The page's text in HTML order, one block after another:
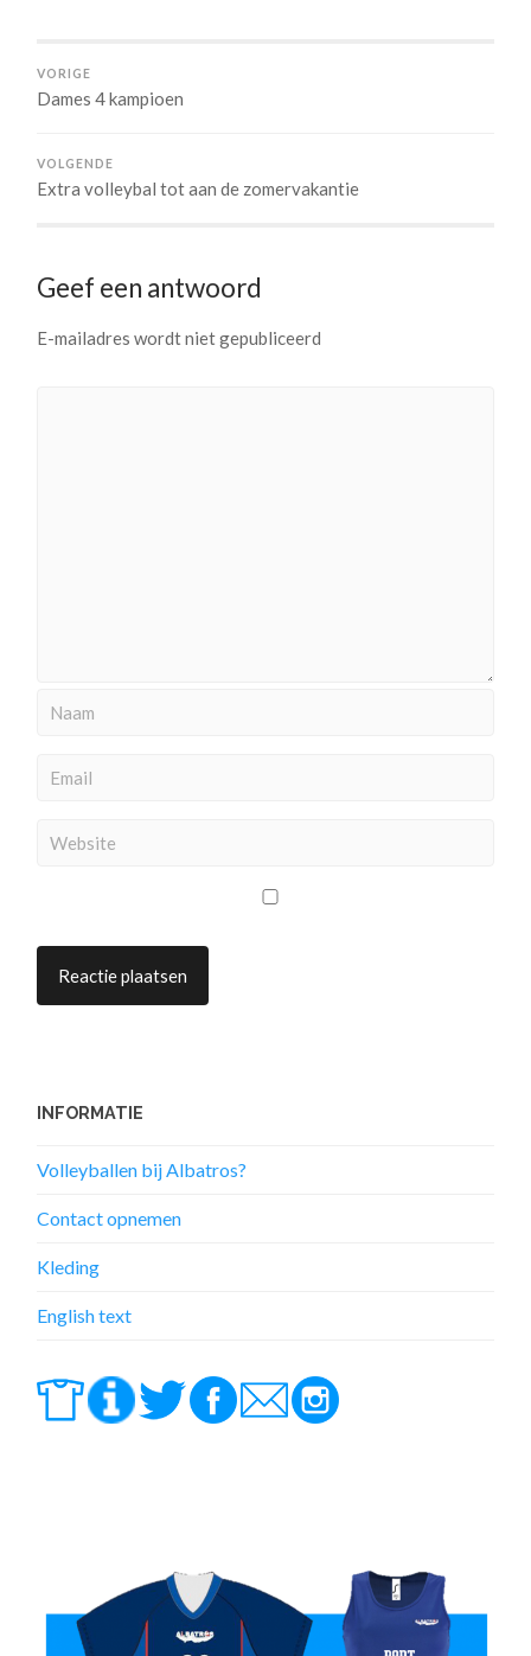
VORIGE
Dames 4 kampioen
VOLGENDE
Extra volleybal tot aan de zomervakantie
Geef een antwoord
E-mailadres wordt niet gepubliceerd
INFORMATIE
Volleyballen bij Albatros?
Contact opnemen
Kleding
English text